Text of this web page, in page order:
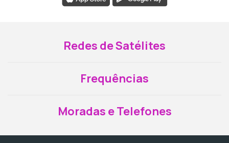
Redes de Satélites
Frequências
Moradas e Telefones